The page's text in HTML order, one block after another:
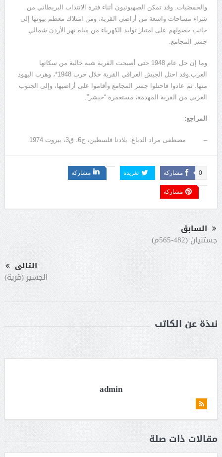
والحمضيات. وقد تمكن الصهيونيون أثناء فترة الانتداب البريطاني من
شراء مساحات واسعة من أراضي القرية، ومن امتلاك معظم بيوتها إلى
جانب حصولهم على امتياز توليد الكهرباء من مياه نهر الأردن شمالي
جسر المجامع.
وما إن حل عام 1948 حتى أصبحت القرية شبه خالية من سكانها
العرب.وقد احتل الجيش العراقي القرية خلال حرب 1948*، وهرب اليهود
منها. ثم عادوا فاحتلوا جسر المجامع وأقاموا على أراضيها، وإلى الجنوب
الغربي من القرية المهدمة، مستعمرة “جيشر”.
المراجع:
– مصطفى مراد الدباغ: بلادنا فلسطين، ج6، ق3، بيروت 1974.
مشاركة 0 تغريدة مشاركة
مشاركة
السابق
جستنيان (482-565م)
التالى
الجسير (قرية)
نبذة عن الكاتب
admin
مقالات ذات صلة